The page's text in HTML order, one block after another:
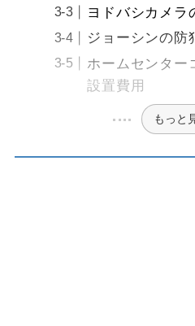
ヨドバシカメラ
ジョーシンの防
ホームセンター
設置費用
もっと